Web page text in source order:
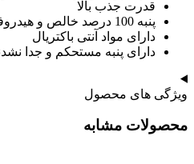
قدرت جذب بالا
پنبه 100 درصد خالص و هیدروفیل اروپایی
دارای مواد آنتی باکتریال
دارای پنبه مستحکم و جدا
ویژگی های محصول
محصولات مشابه